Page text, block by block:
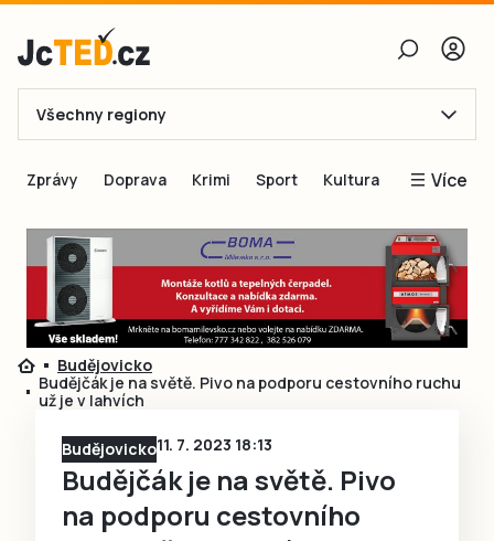
E-mail
Obnovit heslo
Přihlásit se
Přihlásit se přes Facebook
Všechny regiony
Zprávy Doprava Krimi Sport Kultura Více
Blogy
Inspirace
Čtenáři píší
Speciální přílohy
Budějovicko
Budějčák je na světě. Pivo na podporu cestovního ruchu
už je v lahvích
Budějovicko11. 7. 2023 18:13
Budějčák je na světě. Pivo
na podporu cestovního